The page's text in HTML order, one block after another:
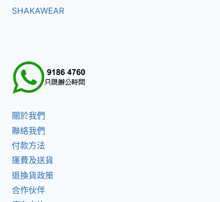
SHAKAWEAR
關於我們
聯絡我們
付款方法
運費及送貨
退換貨政策
合作伙伴